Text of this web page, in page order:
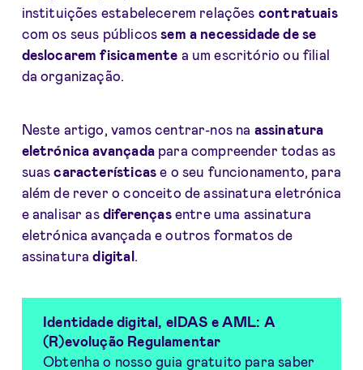
instituições estabelecerem relações contratuais
com os seus públicossem a necessidade de se
deslocarem fisicamente a um escritório ou filial
da organização.
Neste artigo, vamos centrar-nos na assinatura
eletrónica avançadapara compreender todas as
suascaracterísticase o seu funcionamento, para
além de rever o conceito de assinatura eletrónica
e analisar as diferenças entre uma assinatura
eletrónica avançada e outros formatos de
assinaturadigital.
Identidade digital, eIDAS e AML: A
(R)evolução Regulamentar
Obtenha o nosso guia gratuito para saber